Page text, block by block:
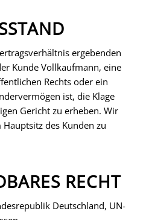
ergebenden
Kunde Vollkaufmann, eine
Rechts oder ein
ist, die Klage
Gericht zu erheben. Wir
des Kunden zu
RECHT
Deutschland, UN-